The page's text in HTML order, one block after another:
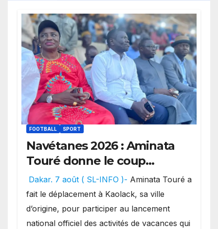
FOOTBALL SPORT
Navétanes 2026 : Aminata
Touré donne le coup
d’envoi de l’initiative « Zéro
Violence » depuis sa ville
natale pour promouvoir des
compétitions apaisées.
Dakar. 7 août ( SL-INFO )- Aminata Touré a
fait le déplacement à Kaolack, sa ville
d’origine, pour participer au lancement
national officiel des activités de vacances qui